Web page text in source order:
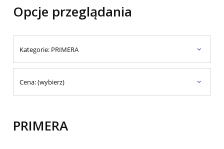
Opcje przeglądania
Kategorie: PRIMERA
Cena: (wybierz)
PRIMERA